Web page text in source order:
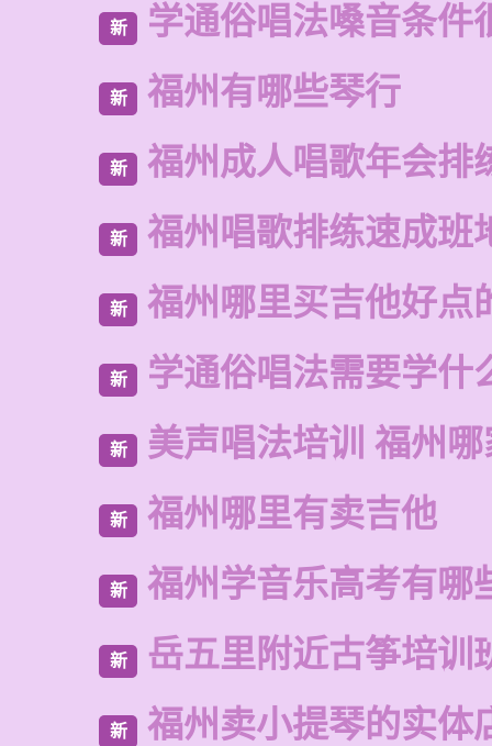
新 学通俗唱法嗓音条件
新 福州有哪些琴行
新 福州成人唱歌年会排
新 福州唱歌排练速成班
新 福州哪里买吉他好点
新 学通俗唱法需要学什
新 美声唱法培训 福州
新 福州哪里有卖吉他
新 福州学音乐高考有哪
新 岳五里附近古筝培训
新 福州卖小提琴的实体